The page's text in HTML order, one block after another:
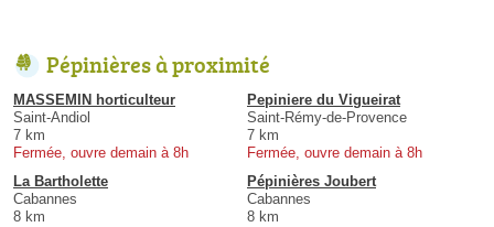
Pépinières à proximité
MASSEMIN horticulteur
Saint-Andiol
7 km
Fermée, ouvre demain à 8h
Pepiniere du Vigueirat
Saint-Rémy-de-Provence
7 km
Fermée, ouvre demain à 8h
La Bartholette
Cabannes
8 km
Pépinières Joubert
Cabannes
8 km